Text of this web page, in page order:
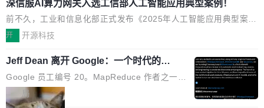
传输性能最高提升5倍。UCL-MPComm底层基
于自研UCL-Engine通信引擎，后续腾讯网平将
持续开源更多基于UCL-Engine的高性能通信组
件。 腾讯网平团队在UCL-MPComm中实现了一
个独立于业务线程的全局通信引擎（Engine），
并实...
创新与落地成效成功入选。 全链路私有化部署，
助力企业AI研发安全落地 当前，越来越多企业已
经开始引入 AI Coding 工具，通过调用公有云模
Coding 从个人辅助工具逐步走向团队级、组织
级应用，企业在规模化落地过程中，对安全性、
可控性和代码质量提出了更高要求。 首先是数据
安全与合规要求。对于大多数普通研发场景，公
深信服AI算力网关入选工信部人工智能应用典型案例！
前不久，工业和信息化部正式发布《2025年人工智能应用典型案例
名单》，集中展示人工智能在各领域的应用成果，覆盖技术底座、
网关（AI创新平台）成功入选！ 随着各行各业的Agent走向规模化
建设，算力构成形态逐渐丰富，用户关注的重点也在发生变化：不
只是让AI用起来，还要进一步看清混合算力时代下，Token花在哪
里、算力是否被充分利用，以及持续增长的AI成本该如何优化。 深
开 开源科技
Jeff Dean 离开 Google：一个时代的结
束，一个实验室的开始
Google 员工编号 20。MapReduce 作者之一。
Bigtable 作者之一。TensorFlow 的作者之一。
Gemini 的架构师。Google 首席科学家。 Jeff D
局